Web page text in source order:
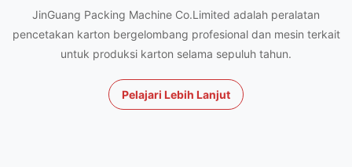
JinGuang Packing Machine Co.Limited adalah peralatan
pencetakan karton bergelombang profesional dan mesin terkait
untuk produksi karton selama sepuluh tahun.
Pelajari Lebih Lanjut